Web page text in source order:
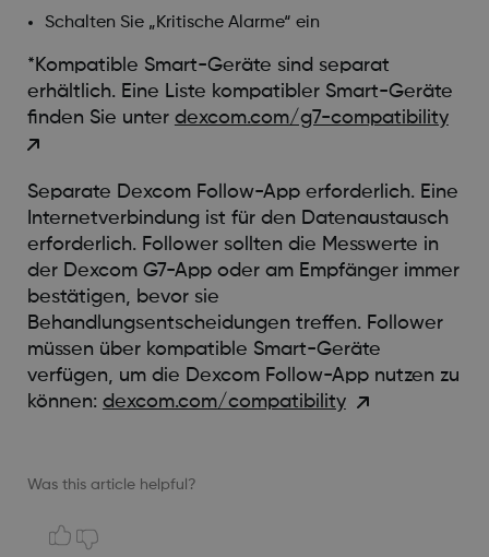
Schalten Sie „Kritische Alarme“ ein
*Kompatible Smart-Geräte sind separat
erhältlich. Eine Liste kompatibler Smart-Geräte
finden Sie unter dexcom.com/g7-compatibility
Separate Dexcom Follow-App erforderlich. Eine
Internetverbindung ist für den Datenaustausch
erforderlich. Follower sollten die Messwerte in
der Dexcom G7-App oder am Empfänger immer
bestätigen, bevor sie
Behandlungsentscheidungen treffen. Follower
müssen über kompatible Smart-Geräte
verfügen, um die Dexcom Follow-App nutzen zu
können: dexcom.com/compatibility
Was this article helpful?